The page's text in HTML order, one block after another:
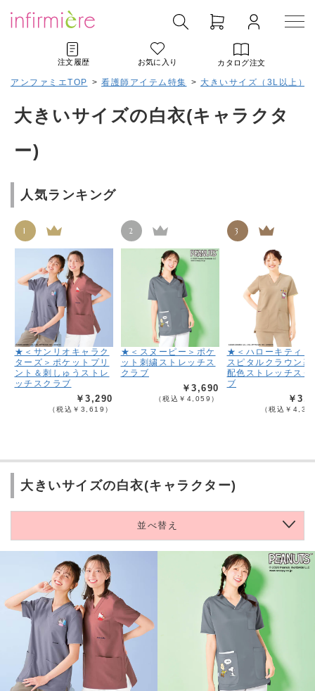
注文履歴 お気に入り カタログ注文
アンファミエTOP > 看護師アイテム特集 > 大きいサイズ（3L以上）
大きいサイズの白衣(キャラクタ
ー)
人気ランキング
1
★＜サンリオキャラク
ターズ＞ポケットプリ
ント＆刺しゅうストレ
ッチスクラブ
￥3,290
（税込￥3,619）
2
★＜スヌーピー＞ポケ
ット刺繍ストレッチス
クラブ
￥3,690
（税込￥4,059）
3
★＜ハローキティ＞
スピタルクラウン基
配色ストレッチスク
ブ
￥
（税込￥
大きいサイズの白衣(キャラクター)
並べ替え